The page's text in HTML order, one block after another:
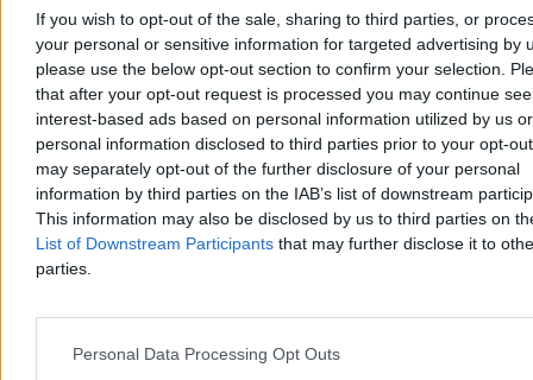
If you wish to opt-out of the sale, sharing to third parties, or
your personal or sensitive information for targeted advertising by
please use the below opt-out section to confirm your selection.
that after your opt-out request is processed you may continue
interest-based ads based on personal information utilized by us or
personal information disclosed to third parties prior to your opt-
may separately opt-out of the further disclosure of your personal
information by third parties on the IAB’s list of downstream
This information may also be disclosed by us to third parties on
List of Downstream Participants that may further disclose it to
parties.
Personal Data Processing Opt Outs
Maroko rozlicza szturm na Ceutę. Są pierwsze
wyroki więzienia
odpowiadających za udział i pomoc w niedawnym masowym
pierwsze wyroki pozbawienia wolności, a wobec ponad połowy